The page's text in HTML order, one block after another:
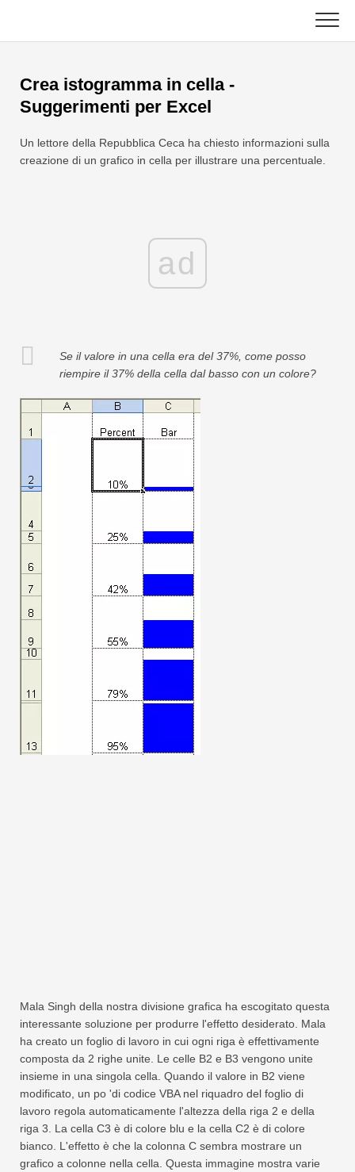
content
Funzioni Excel
Grafico
Notizia
C ++
Crea istogramma in cella -
Suggerimenti per Excel
Un lettore della Repubblica Ceca ha chiesto informazioni sulla
creazione di un grafico in cella per illustrare una percentuale.
ad
Se il valore in una cella era del 37%, come posso
riempire il 37% della cella dal basso con un colore?
Mala Singh della nostra divisione grafica ha escogitato questa
interessante soluzione per produrre l'effetto desiderato. Mala
ha creato un foglio di lavoro in cui ogni riga è effettivamente
composta da 2 righe unite. Le celle B2 e B3 vengono unite
insieme in una singola cella. Quando il valore in B2 viene
modificato, un po 'di codice VBA nel riquadro del foglio di
lavoro regola automaticamente l'altezza della riga 2 e della
riga 3. La cella C3 è di colore blu e la cella C2 è di colore
bianco. L'effetto è che la colonna C sembra mostrare un
grafico a colonne nella cella. Questa immagine mostra varie